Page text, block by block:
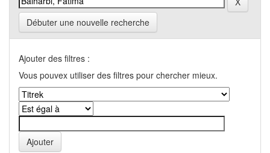
Débuter une nouvelle recherche
Ajouter des filtres :
Vous pouvex utiliser des filtres pour chercher mieux.